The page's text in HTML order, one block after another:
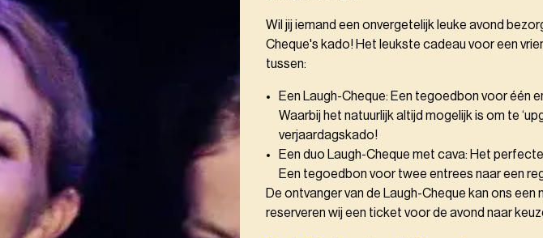
Wil jij iemand een onvergetelijk leuke avond
Cheque's kado! Het leukste cadeau voor een
tussen:
Een Laugh-Cheque: Een tegoedbon voor één
Waarbij het natuurlijk altijd mogelijk is om te
verjaardagskado!
Een duo Laugh-Cheque met cava: Het
Een tegoedbon voor twee entrees naar een
De ontvanger van de Laugh-Cheque kan ons een
reserveren wij een ticket voor de avond naar